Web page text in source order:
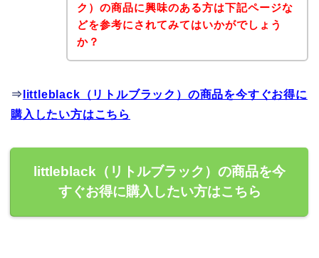
ク）の商品に興味のある方は下記ページな
どを参考にされてみてはいかがでしょう
か？
⇒ littleblack（リトルブラック）の商品を今すぐお得に
購入したい方はこちら
littleblack（リトルブラック）の商品を今
すぐお得に購入したい方はこちら